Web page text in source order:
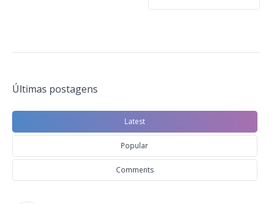
Últimas postagens
Latest
Popular
Comments